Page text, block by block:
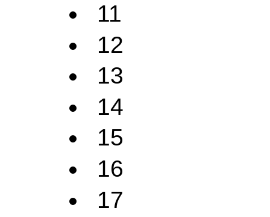
11
12
13
14
15
16
17